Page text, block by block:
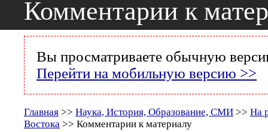
Комментарии к
Вы просматриваете обычную
Перейти на мобильную версию >>
Главная >> Наука, История, Образование, СМИ >> На
Востока >> Комментарии к материалу